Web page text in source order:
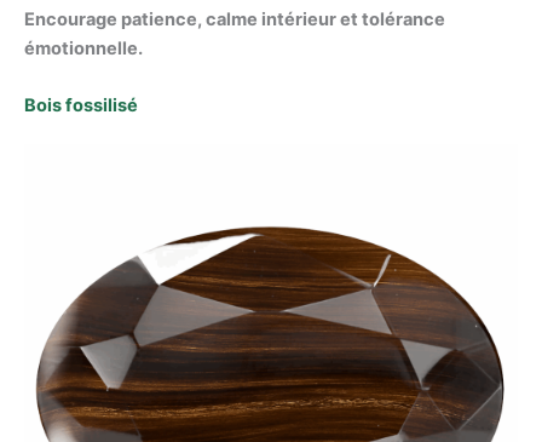
Encourage patience, calme intérieur et tolérance
émotionnelle.
Bois fossilisé